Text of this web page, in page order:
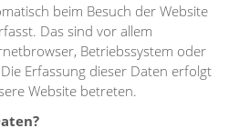
beim Besuch der Website
Das sind vor allem
Betriebssystem oder
Erfassung dieser Daten erfolgt
Website betreten.